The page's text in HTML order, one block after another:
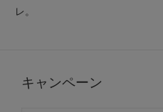
レ。
キャンペーン